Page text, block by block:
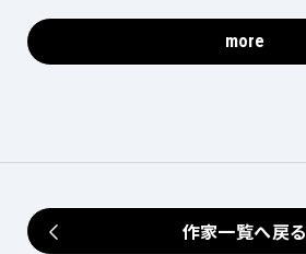
more
作家一覧へ戻る